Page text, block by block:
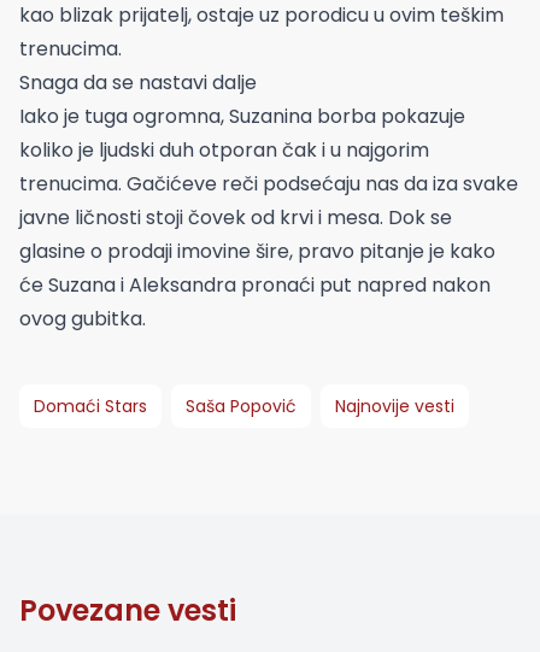
kao blizak prijatelj, ostaje uz porodicu u ovim teškim
trenucima.
Snaga da se nastavi dalje
Iako je tuga ogromna, Suzanina borba pokazuje
koliko je ljudski duh otporan čak i u najgorim
trenucima. Gačićeve reči podsećaju nas da iza svake
javne ličnosti stoji čovek od krvi i mesa. Dok se
glasine o prodaji imovine šire, pravo pitanje je kako
će Suzana i Aleksandra pronaći put napred nakon
ovog gubitka.
Domaći Stars Saša Popović Najnovije vesti
Povezane vesti